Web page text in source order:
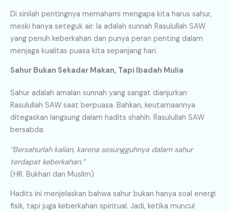
Di sinilah pentingnya memahami mengapa kita harus sahur,
meski hanya seteguk air. Ia adalah sunnah Rasulullah SAW
yang penuh keberkahan dan punya peran penting dalam
menjaga kualitas puasa kita sepanjang hari.
Sahur Bukan Sekadar Makan, Tapi Ibadah Mulia
Sahur adalah amalan sunnah yang sangat dianjurkan
Rasulullah SAW saat berpuasa. Bahkan, keutamaannya
ditegaskan langsung dalam hadits shahih. Rasulullah SAW
bersabda:
“Bersahurlah kalian, karena sesungguhnya dalam sahur
terdapat keberkahan.”
(HR. Bukhari dan Muslim)
Hadits ini menjelaskan bahwa sahur bukan hanya soal energi
fisik, tapi juga keberkahan spiritual. Jadi, ketika muncul